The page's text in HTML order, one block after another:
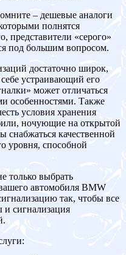
– дешевые аналоги
полнятся
представители «серого»
под большим вопросом.
достаточно широк,
устраивающий его
может отличаться
особенностями. Также
условия хранения
ночующие на открытой
качественной
уровня, способной
только выбрать
автомобиля BMW
так, чтобы все
сигнализация